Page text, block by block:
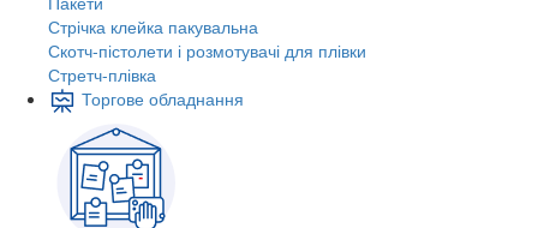
Стрічка клейка пакувальна
Скотч-пістолети і розмотувачі для плівки
Стретч-плівка
Торгове обладнання